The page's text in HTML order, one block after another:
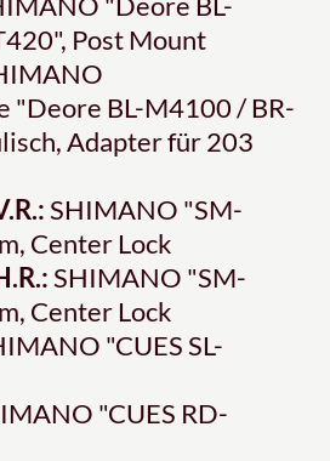
Post Mount
"Deore BL-M4100 / BR-
Adapter für 203
SHIMANO "SM-
Center Lock
SHIMANO "SM-
Center Lock
"CUES SL-
"CUES RD-